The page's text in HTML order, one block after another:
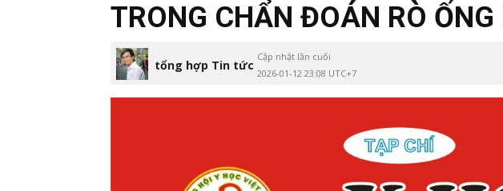
TRONG CHẨN ĐOÁN RÒ ỐNG
tổng hợp Tin tức
Cập nhật lần cuối
2026-01-12 23:08 UTC+7